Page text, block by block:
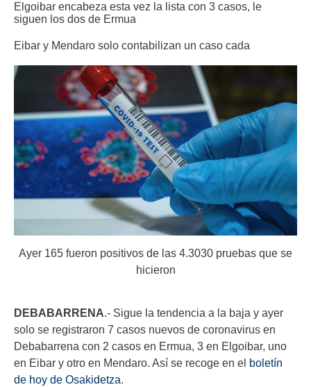
Elgoibar encabeza esta vez la lista con 3 casos, le
siguen los dos de Ermua
Eibar y Mendaro solo contabilizan un caso cada
Ayer 165 fueron positivos de las 4.3030 pruebas que se
hicieron
DEBABARRENA.- Sigue la tendencia a la baja y ayer
solo se registraron 7 casos nuevos de coronavirus en
Debabarrena con 2 casos en Ermua, 3 en Elgoibar, uno
en Eibar y otro en Mendaro. Así se recoge en el boletín
de hoy de Osakidetza.